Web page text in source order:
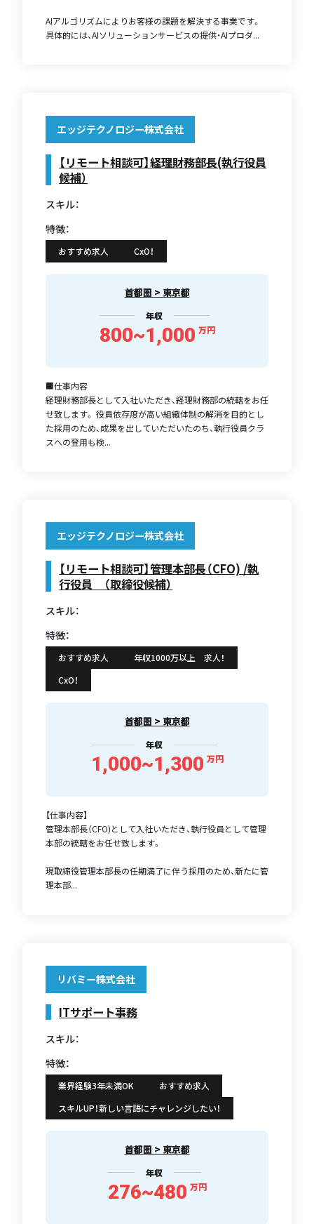
AIアルゴリズムによりお客様の課題を解決する事業です。
具体的には、AIソリューションサービスの提供・AIプロダ...
エッジテクノロジー株式会社
【リモート相談可】経理財務部長(執行役員
候補）
スキル：
特徴：
おすすめ求人 CxO！
首都圏 > 東京都
年収
800~1,000 万円
■仕事内容
経理財務部長として入社いただき、経理財務部の統轄をお任
せ致します。 役員依存度が高い組織体制の解消を目的とし
た採用のため、成果を出していただいたのち、執行役員クラ
スへの登用も検...
エッジテクノロジー株式会社
【リモート相談可】管理本部長（CFO) /執
行役員 （取締役候補）
スキル：
特徴：
おすすめ求人
年収1000万以上 求人！
CxO！
首都圏 > 東京都
年収
1,000~1,300 万円
【仕事内容】
管理本部長（CFO)として入社いただき、執行役員として管理
本部の統轄をお任せ致します。
現取締役管理本部長の任期満了に伴う採用のため、新たに管
理本部...
リバミー株式会社
ITサポート事務
スキル：
特徴：
業界経験3年未満OK
おすすめ求人
スキルUP！新しい言語にチャレンジしたい！
首都圏 > 東京都
年収
276~480 万円